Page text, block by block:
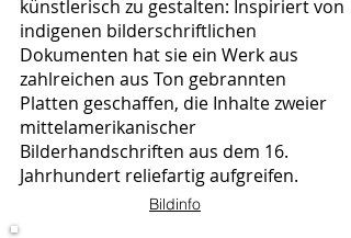
künstlerisch zu gestalten: Inspiriert von
indigenen bilderschriftlichen
Dokumenten hat sie ein Werk aus
zahlreichen aus Ton gebrannten
Platten geschaffen, die Inhalte zweier
mittelamerikanischer
Bilderhandschriften aus dem 16.
Jahrhundert reliefartig aufgreifen.
Bildinfo